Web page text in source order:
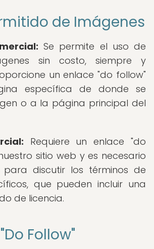
de Imágenes
Se permite el uso de
sin costo, siempre y
un enlace "do follow"
específica de donde se
o a la página principal del
Requiere un enlace "do
sitio web y es necesario
para discutir los términos de
que pueden incluir una
de licencia.
Follow"